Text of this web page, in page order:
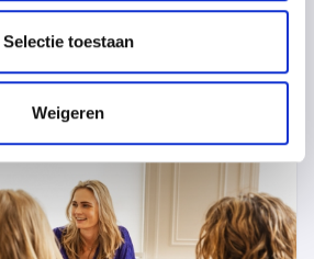
Selectie toestaan
Weigeren